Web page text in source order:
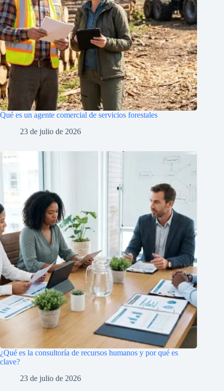
Qué es un agente comercial de servicios forestales
23 de julio de 2026
¿Qué es la consultoría de recursos humanos y por qué es
clave?
23 de julio de 2026